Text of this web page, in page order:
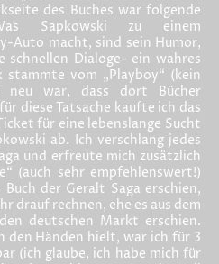
des Buches war folgende
Sapkowski zu einem
Auto macht, sind sein Humor,
schnellen Dialoge- ein wahres
stammte vom „Playboy“ (kein
war, dass dort Bücher
diese Tatsache kaufte ich das
für eine lebenslange Sucht
ab. Ich verschlang jedes
und erfreute mich zusätzlich
(auch sehr empfehlenswert!)
Buch der Geralt Saga erschien,
drauf rechnen, ehe es aus dem
deutschen Markt erschien.
den Händen hielt, war ich für 3
(ich glaube, ich habe mich für